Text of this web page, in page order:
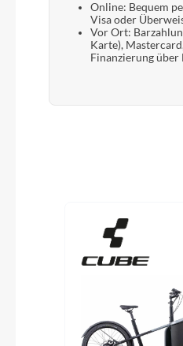
Online: Bequem
Visa oder
Vor Ort:
Karte),
Finanzierung über